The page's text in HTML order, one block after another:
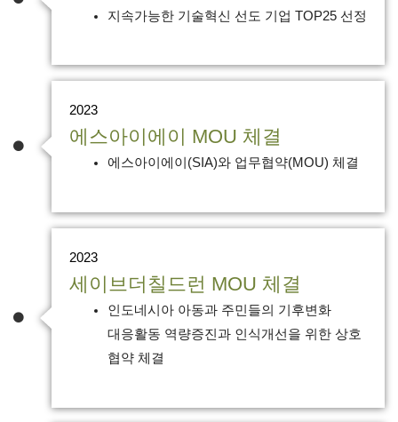
지속가능한 기술혁신 선도 기업 TOP25 선정
2023
에스아이에이 MOU 체결
에스아이에이(SIA)와 업무협약(MOU) 체결
2023
세이브더칠드런 MOU 체결
인도네시아 아동과 주민들의 기후변화
대응활동 역량증진과 인식개선을 위한 상호
협약 체결